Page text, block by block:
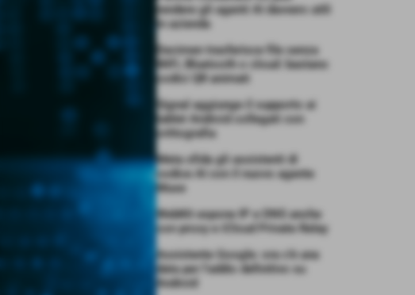
rendere gli agenti AI davvero utili
in azienda
Decimen trasferisce file senza
WiFi, Bluetooth o cloud: bastano
codici QR animati
Signal aggiunge il supporto ai
tablet Android collegati con
crittografia
Meta sfida gli assistenti di
codice AI con il nuovo agente
Muse
WebKit espone IP e DNS anche
con proxy e iCloud Private Relay
Assistente Google: ora c’è una
data per l’addio definitivo su
Android